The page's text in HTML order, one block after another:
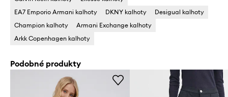
EA7 Emporio Armani kalhoty
DKNY kalhoty
Desigual kalhoty
Champion kalhoty
Armani Exchange kalhoty
Arkk Copenhagen kalhoty
Podobné produkty